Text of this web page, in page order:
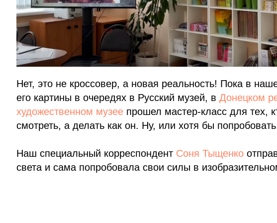
Нет, это не кроссовер, а новая реальность! Пока в
его картины в очередях в Русский музей, в Донецком
художественном музее прошел мастер-класс для тех,
смотреть, а делать как он. Ну, или хотя бы
Наш специальный корреспондент Соня Тыщенко
света и сама попробовала свои силы в